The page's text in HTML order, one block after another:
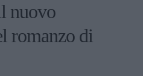
nuovo
romanzo di